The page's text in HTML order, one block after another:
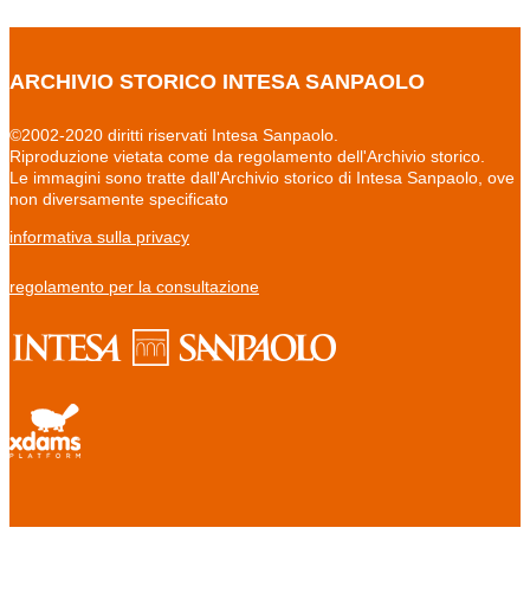
ARCHIVIO STORICO INTESA SANPAOLO
©2002-2020 diritti riservati Intesa Sanpaolo.
Riproduzione vietata come da regolamento dell'Archivio storico.
Le immagini sono tratte dall'Archivio storico di Intesa Sanpaolo, ove
non diversamente specificato
informativa sulla privacy
regolamento per la consultazione